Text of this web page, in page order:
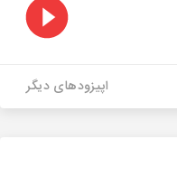
اپیزودهای دیگر